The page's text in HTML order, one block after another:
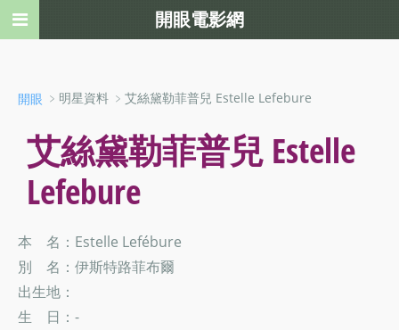
開眼 ﹥明星資料 ﹥艾絲黛勒菲普兒 Estelle Lefebure
艾絲黛勒菲普兒 Estelle
Lefebure
本 名：Estelle Lefébure
別 名：伊斯特路菲布爾
出生地：
生 日：-
開眼電影網